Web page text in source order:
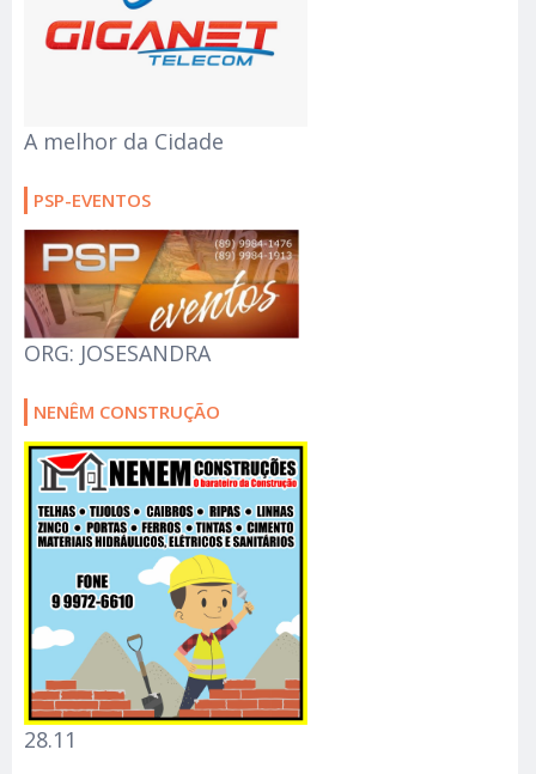
A melhor da Cidade
PSP-EVENTOS
ORG: JOSESANDRA
NENÊM CONSTRUÇÃO
28.11